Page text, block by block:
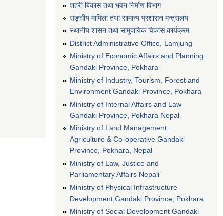
शहरी बिकास तथा भवन निर्माण विभाग
सङ्घीय मामिला तथा सामान्य प्रशासन मन्त्रालय
स्थानीय शासन तथा सामुदायिक विकास कार्यक्रम
District Administrative Office, Lamjung
Ministry of Economic Affairs and Planning
Gandaki Province, Pokhara
Ministry of Industry, Tourism, Forest and
Environment Gandaki Province, Pokhara
Ministry of Internal Affairs and Law
Gandaki Province, Pokhara Nepal
Ministry of Land Management,
Agriculture & Co-operative Gandaki
Province, Pokhara, Nepal
Ministry of Law, Justice and
Parliamentary Affairs Nepali
Ministry of Physical Infrastructure
Development,Gandaki Province, Pokhara
Ministry of Social Development Gandaki